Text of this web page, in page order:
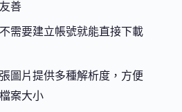
善
不需要建立帳號就能直接下載
張圖片提供多種解析度，方便
案大小